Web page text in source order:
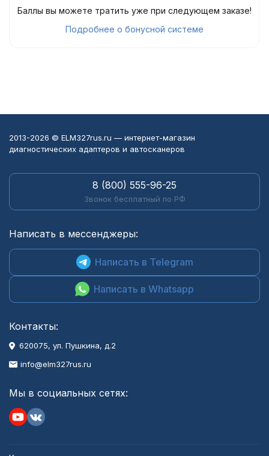
Баллы вы можете тратить уже при следующем заказе!
Подробнее о бонусной системе
2013-2026 © ELM327rus.ru — интернет-магазин
диагностических адаптеров и автосканеров
8 (800) 555-96-25
Звонок бесплатный по РФ
Написать в мессенджеры:
Написать в Telegram
Написать в Whatsapp
Контакты:
620075, ул. Пушкина, д.2
info@elm327rus.ru
Мы в социальных сетях: